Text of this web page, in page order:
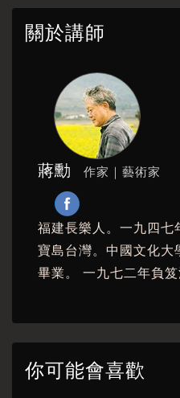
6-1
6-2
6-3
鵬。」
「逍遙」是領悟自己可
的翅翼。「逍遙」也
實綑綁，不被成見拘
飛，你就成就了「逍遙
莊子給了一個文化思考
繪畫放棄了色彩模擬，
染，理解了更深層次
人問：莊子哲學的核心
從〈逍遙遊〉裡，我們
是：「回來做自己」。
關於講師
蔣勳 作家｜藝術家
福建長樂人。一九四
寶島台灣。中國文化
畢業。 一九七二年負
所，一九七六年返台
主任等，先後執教於
寫作、繪畫、藝術美學
基金會執行長陳怡蓁
你可能會喜歡